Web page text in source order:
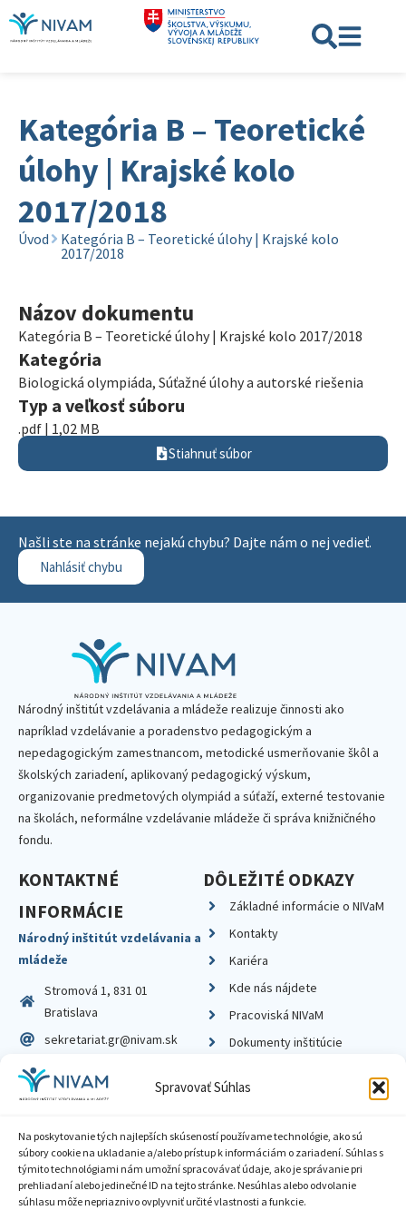
Spravovať Súhlas
Na poskytovanie tých najlepších skúseností používame technológie, ako sú
súbory cookie na ukladanie a/alebo prístup k informáciám o zariadení. Súhlas s
týmito technológiami nám umožní spracovávať údaje, ako je správanie pri
prehliadaní alebo jedinečné ID na tejto stránke. Nesúhlas alebo odvolanie
súhlasu môže nepriaznivo ovplyvniť určité vlastnosti a funkcie.
Kategória B – Teoretické
úlohy | Krajské kolo
2017/2018
Úvod
Kategória B – Teoretické úlohy | Krajské kolo
2017/2018
Názov dokumentu
Kategória B – Teoretické úlohy | Krajské kolo 2017/2018
Kategória
Biologická olympiáda, Súťažné úlohy a autorské riešenia
Typ a veľkosť súboru
.pdf | 1,02 MB
Stiahnuť súbor
Našli ste na stránke nejakú chybu? Dajte nám o nej vedieť.
Nahlásiť chybu
Národný inštitút vzdelávania a mládeže realizuje činnosti ako
napríklad vzdelávanie a poradenstvo pedagogickým a
nepedagogickým zamestnancom, metodické usmerňovanie škôl a
školských zariadení, aplikovaný pedagogický výskum,
organizovanie predmetových olympiád a súťaží, externé testovanie
na školách, neformálne vzdelávanie mládeže či správa knižničného
fondu.
KONTAKTNÉ
INFORMÁCIE
Národný inštitút vzdelávania a
mládeže
Stromová 1, 831 01
Bratislava
sekretariat.gr@nivam.sk
IČO: 00164348
DIČ: 2020798714
DÔLEŽITÉ ODKAZY
Základné informácie o NIVaM
Kontakty
Kariéra
Kde nás nájdete
Pracoviská NIVaM
Dokumenty inštitúcie
Zásady ochrany súkromia